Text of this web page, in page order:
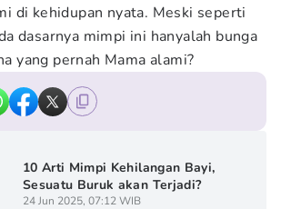
di kehidupan nyata. Meski seperti
dasarnya mimpi ini hanyalah bunga
yang pernah Mama alami?
10 Arti Mimpi Kehilangan Bayi,
Sesuatu Buruk akan Terjadi?
24 Jun 2025, 07:12 WIB